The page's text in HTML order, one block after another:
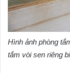
Hình ảnh phòng
tắm vòi sen riêng